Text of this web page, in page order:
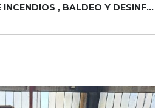
ALQUILER EQUIPO DE INCENDIOS , BALDEO Y DESINFECCIÓN 1000 LI...